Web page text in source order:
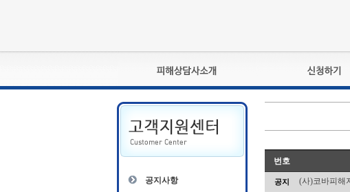
피해상담사란?
자격관리규정
상담사 자격증 확인
- 피해상담사 1급
교육훈련
자격심사
자격복원
공지사항
번호
공지 (사)코바피해